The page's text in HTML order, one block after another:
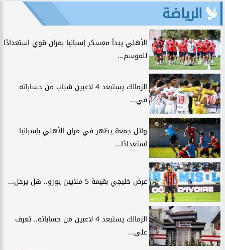
الرياضة
الأهلي يبدأ معسكر إسبانيا بمران قوي استعدادًا
للموسم...
الزمالك يستبعد 4 لاعبين شباب من حساباته
في...
وائل جمعة يظهر في مران الأهلي بإسبانيا
استعدادًا...
عرض خليجي بقيمة 5 ملايين يورو.. هل يرحل...
الزمالك يستبعد 4 لاعبين من حساباته.. تعرف
على...